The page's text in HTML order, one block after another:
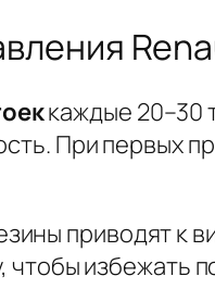
каждые 20–30
При первых
приводят к
избежать